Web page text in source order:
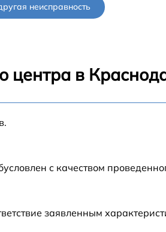
неисправность
центра в
с качеством
заявленным